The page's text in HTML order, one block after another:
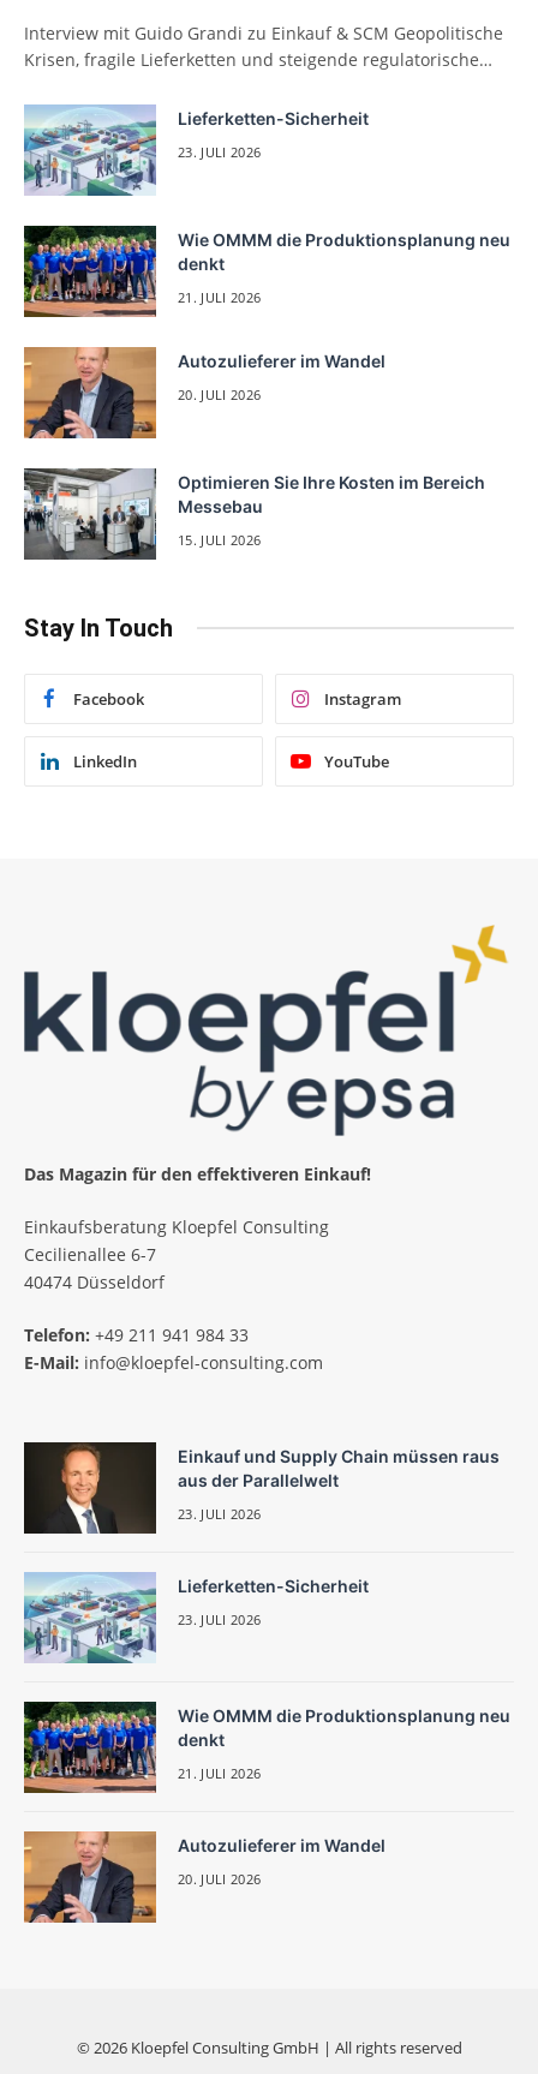
Interview mit Guido Grandi zu Einkauf & SCM Geopolitische
Krisen, fragile Lieferketten und steigende regulatorische…
Lieferketten-Sicherheit
23. JULI 2026
Wie OMMM die Produktionsplanung neu
denkt
21. JULI 2026
Autozulieferer im Wandel
20. JULI 2026
Optimieren Sie Ihre Kosten im Bereich
Messebau
15. JULI 2026
Stay In Touch
Facebook Instagram
LinkedIn YouTube
Das Magazin für den effektiveren Einkauf!
Einkaufsberatung Kloepfel Consulting
Cecilienallee 6-7
40474 Düsseldorf
Telefon: +49 211 941 984 33
E-Mail: info@kloepfel-consulting.com
Einkauf und Supply Chain müssen raus
aus der Parallelwelt
23. JULI 2026
Lieferketten-Sicherheit
23. JULI 2026
Wie OMMM die Produktionsplanung neu
denkt
21. JULI 2026
Autozulieferer im Wandel
20. JULI 2026
© 2026 Kloepfel Consulting GmbH | All rights reserved